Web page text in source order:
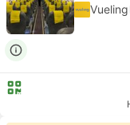
Vueling